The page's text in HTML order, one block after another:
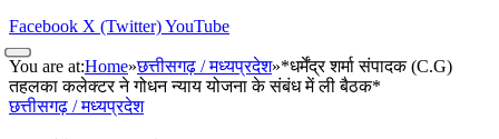
Facebook X (Twitter)YouTube
You are at:Home»छत्तीसगढ़ / मध्यप्रदेश»*धर्मेंद्र शर्मा संपादक (C.G)
तहलका कलेक्टर ने गोधन न्याय योजना के संबंध में ली बैठक*
छत्तीसगढ़ / मध्यप्रदेश